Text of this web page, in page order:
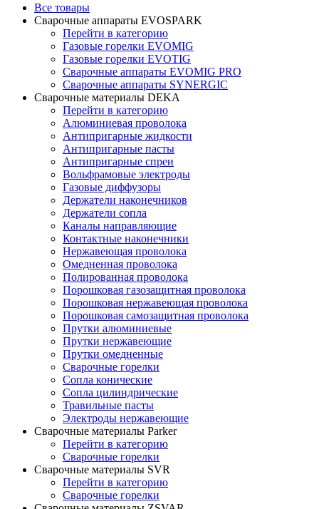
Все товары
Сварочные аппараты EVOSPARK
Перейти в категорию
Газовые горелки EVOMIG
Газовые горелки EVOTIG
Сварочные аппараты EVOMIG PRO
Сварочные аппараты SYNERGIC
Сварочные материалы DEKA
Перейти в категорию
Алюминиевая проволока
Антипригарные жидкости
Антипригарные пасты
Антипригарные спреи
Вольфрамовые электроды
Газовые диффузоры
Держатели наконечников
Держатели сопла
Каналы направляющие
Контактные наконечники
Нержавеющая проволока
Омедненная проволока
Полированная проволока
Порошковая газозащитная проволока
Порошковая нержавеющая проволока
Порошковая самозащитная проволока
Прутки алюминиевые
Прутки нержавеющие
Прутки омедненные
Сварочные горелки
Сопла конические
Сопла цилиндрические
Травильные пасты
Электроды нержавеющие
Сварочные материалы Parker
Перейти в категорию
Сварочные горелки
Сварочные материалы SVR
Перейти в категорию
Сварочные горелки